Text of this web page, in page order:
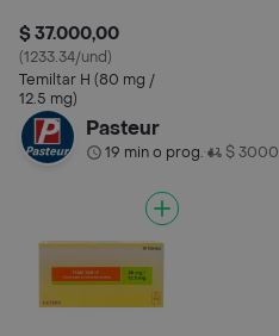
$ 37.000,00
(1233.34/und)
Temiltar H (80 mg /
12.5 mg)
Pasteur
19 min o prog.• $ 3000